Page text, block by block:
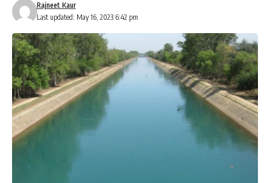
Last updated: May 16, 2023 6:42 pm
Rajneet Kaur